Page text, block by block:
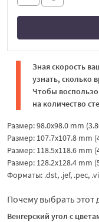
Зная скорость
узнать, сколько
Чтобы
на количество
Размер: 98.0x98.0 mm
Размер: 107.7x107.8 mm
Размер: 118.5x118.6 mm
Размер: 128.2x128.4 mm
Форматы: .dst, .jef, .pec,
Почему выбрать этот
Венгерский угол с